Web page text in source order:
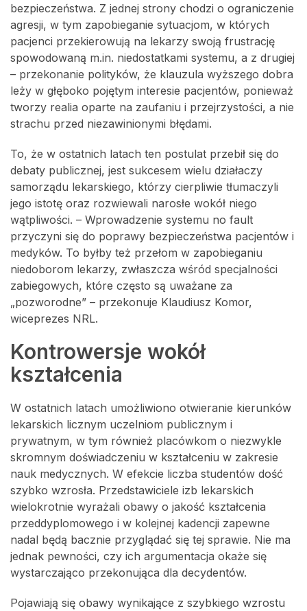
bezpieczeństwa. Z jednej strony chodzi o ograniczenie
agresji, w tym zapobieganie sytuacjom, w których
pacjenci przekierowują na lekarzy swoją frustrację
spowodowaną m.in. niedostatkami systemu, a z drugiej
– przekonanie polityków, że klauzula wyższego dobra
leży w głęboko pojętym interesie pacjentów, ponieważ
tworzy realia oparte na zaufaniu i przejrzystości, a nie
strachu przed niezawinionymi błędami.
To, że w ostatnich latach ten postulat przebił się do
debaty publicznej, jest sukcesem wielu działaczy
samorządu lekarskiego, którzy cierpliwie tłumaczyli
jego istotę oraz rozwiewali narosłe wokół niego
wątpliwości. – Wprowadzenie systemu no fault
przyczyni się do poprawy bezpieczeństwa pacjentów i
medyków. To byłby też przełom w zapobieganiu
niedoborom lekarzy, zwłaszcza wśród specjalności
zabiegowych, które często są uważane za
„pozworodne” – przekonuje Klaudiusz Komor,
wiceprezes NRL.
Kontrowersje wokół
kształcenia
W ostatnich latach umożliwiono otwieranie kierunków
lekarskich licznym uczelniom publicznym i
prywatnym, w tym również placówkom o niezwykle
skromnym doświadczeniu w kształceniu w zakresie
nauk medycznych. W efekcie liczba studentów dość
szybko wzrosła. Przedstawiciele izb lekarskich
wielokrotnie wyrażali obawy o jakość kształcenia
przeddyplomowego i w kolejnej kadencji zapewne
nadal będą bacznie przyglądać się tej sprawie. Nie ma
jednak pewności, czy ich argumentacja okaże się
wystarczająco przekonująca dla decydentów.
Pojawiają się obawy wynikające z szybkiego wzrostu